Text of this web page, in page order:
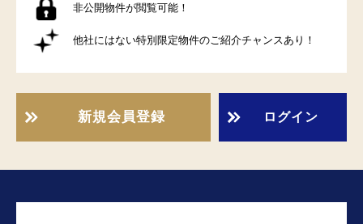
非公開物件が閲覧可能！
他社にはない特別限定物件のご紹介チャンスあり！
新規会員登録 ログイン